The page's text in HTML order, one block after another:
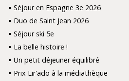
Séjour en Espagne 3e 2026
Duo de Saint Jean 2026
Séjour ski 5e
La belle histoire !
Un petit déjeuner équilibré
Prix Lir'ado à la médiathèque